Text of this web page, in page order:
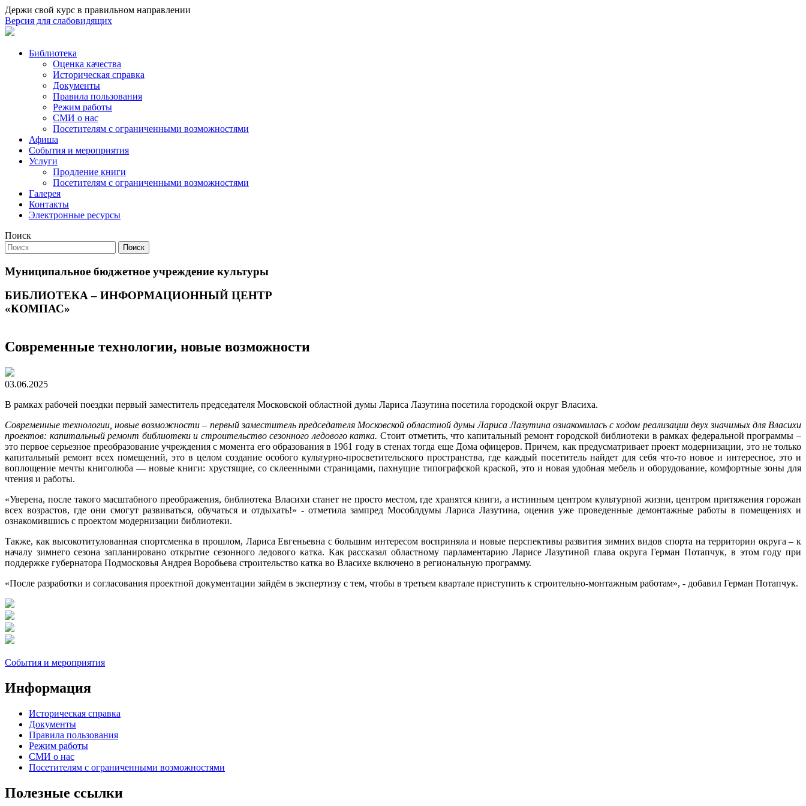
Держи свой курс в правильном направлении
Версия для слабовидящих
Библиотека
Оценка качества
Историческая справка
Документы
Правила пользования
Режим работы
СМИ о нас
Посетителям с ограниченными возможностями
Афиша
События и мероприятия
Услуги
Продление книги
Посетителям с ограниченными возможностями
Галерея
Контакты
Электронные ресурсы
Поиск
Поиск
Муниципальное бюджетное учреждение культуры
БИБЛИОТЕКА – ИНФОРМАЦИОННЫЙ ЦЕНТР
«КОМПАС»
Современные технологии, новые возможности
03.06.2025
В рамках рабочей поездки первый заместитель председателя Московской областной думы Лариса Лазутина посетила городской округ Власиха.
Современные технологии, новые возможности – первый заместитель председателя Московской областной думы Лариса Лазутина ознакомилась с ходом реализации двух значимых для Власихи
проектов: капитальный ремонт библиотеки и строительство сезонного ледового катка. Стоит отметить, что капитальный ремонт городской библиотеки в рамках федеральной программы –
это первое серьезное преобразование учреждения с момента его образования в 1961 году в стенах тогда еще Дома офицеров. Причем, как предусматривает проект модернизации, это не только
капитальный ремонт всех помещений, это в целом создание особого культурно-просветительского пространства, где каждый посетитель найдет для себя что-то новое и интересное, это и
воплощение мечты книголюба — новые книги: хрустящие, со склеенными страницами, пахнущие типографской краской, это и новая удобная мебель и оборудование, комфортные зоны для
чтения и работы.
«Уверена, после такого масштабного преображения, библиотека Власихи станет не просто местом, где хранятся книги, а истинным центром культурной жизни, центром притяжения горожан
всех возрастов, где они смогут развиваться, обучаться и отдыхать!» - отметила зампред Мособлдумы Лариса Лазутина, оценив уже проведенные демонтажные работы в помещениях и
ознакомившись с проектом модернизации библиотеки.
Также, как высокотитулованная спортсменка в прошлом, Лариса Евгеньевна с большим интересом восприняла и новые перспективы развития зимних видов спорта на территории округа – к
началу зимнего сезона запланировано открытие сезонного ледового катка. Как рассказал областному парламентарию Ларисе Лазутиной глава округа Герман Потапчук, в этом году при
поддержке губернатора Подмосковья Андрея Воробьева строительство катка во Власихе включено в региональную программу.
«После разработки и согласования проектной документации зайдём в экспертизу с тем, чтобы в третьем квартале приступить к строительно-монтажным работам», - добавил Герман Потапчук.
События и мероприятия
Информация
Историческая справка
Документы
Правила пользования
Режим работы
СМИ о нас
Посетителям с ограниченными возможностями
Полезные ссылки